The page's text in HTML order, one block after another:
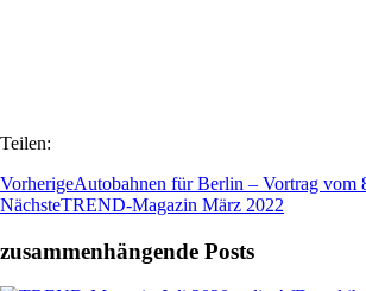
Teilen:
VorherigeAutobahnen für Berlin – Vortrag vom
NächsteTREND-Magazin März 2022
zusammenhängende Posts